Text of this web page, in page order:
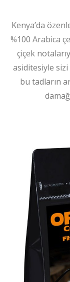
Kenya’da
%100 Arabica
çiçek
asiditesiyle
bu tadların